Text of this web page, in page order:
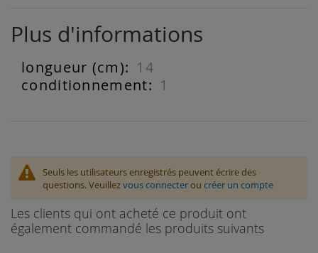
Plus d'informations
Plus
d'informations
14
1
Seuls les utilisateurs enregistrés peuvent écrire des
questions. Veuillezvous connecterou créer un compte
Les clients qui ont acheté ce produit ont
également commandé les produits suivants